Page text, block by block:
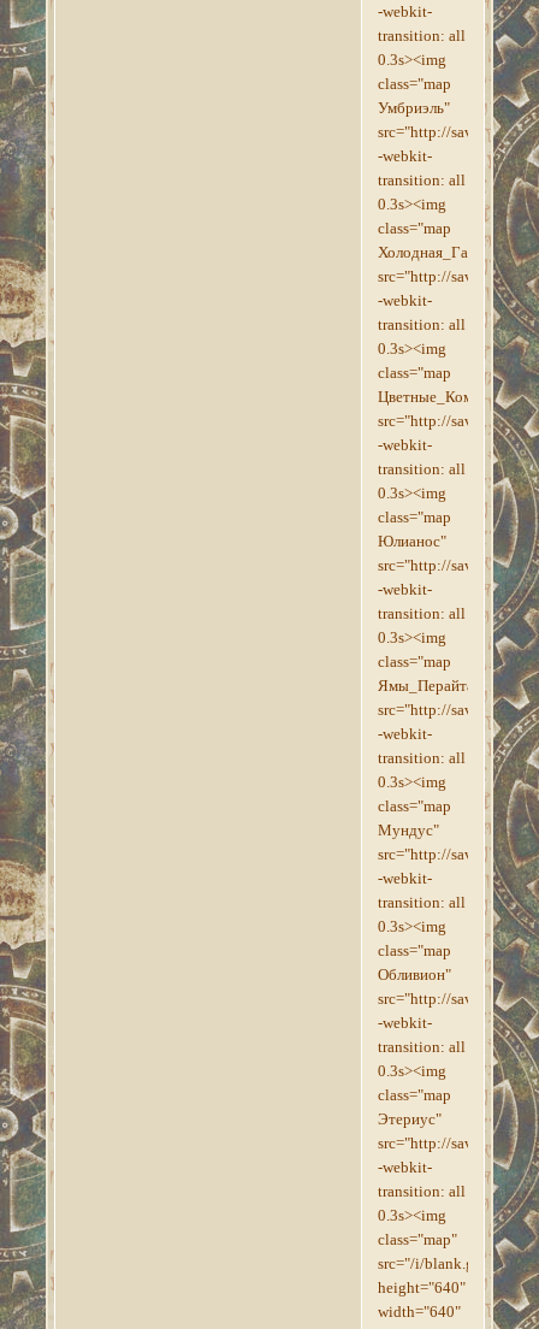
-webkit-
transition: all
0.3s><img
class="map
Умбриэль"
src="http://savepic.su/
-webkit-
transition: all
0.3s><img
class="map
Холодная_Гавань"
src="http://savepic.su/
-webkit-
transition: all
0.3s><img
class="map
Цветные_Комнаты"
src="http://savepic.su/
-webkit-
transition: all
0.3s><img
class="map
Юлианос"
src="http://savepic.su/
-webkit-
transition: all
0.3s><img
class="map
Ямы_Перайта"
src="http://savepic.su/
-webkit-
transition: all
0.3s><img
class="map
Мундус"
src="http://savepic.su/
-webkit-
transition: all
0.3s><img
class="map
Обливион"
src="http://savepic.su/
-webkit-
transition: all
0.3s><img
class="map
Этериус"
src="http://savepic.su/
-webkit-
transition: all
0.3s><img
class="map"
src="/i/blank.gif"
height="640"
width="640"